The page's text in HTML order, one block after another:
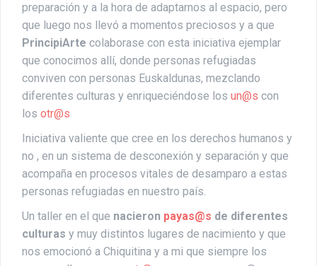
preparación y a la hora de adaptarnos al espacio, pero
que luego nos llevó a momentos preciosos y a que
PrincipiArte colaborase con esta iniciativa ejemplar
que conocimos allí, donde personas refugiadas
conviven con personas Euskaldunas, mezclando
diferentes culturas y enriqueciéndose los un@s con
los otr@s
Iniciativa valiente que cree en los derechos humanos y
no , en un sistema de desconexión y separación y que
acompaña en procesos vitales de desamparo a estas
personas refugiadas en nuestro país.
Un taller en el que nacieron payas@s de diferentes
culturas y muy distintos lugares de nacimiento y que
nos emocionó a Chiquitina y a mi que siempre los